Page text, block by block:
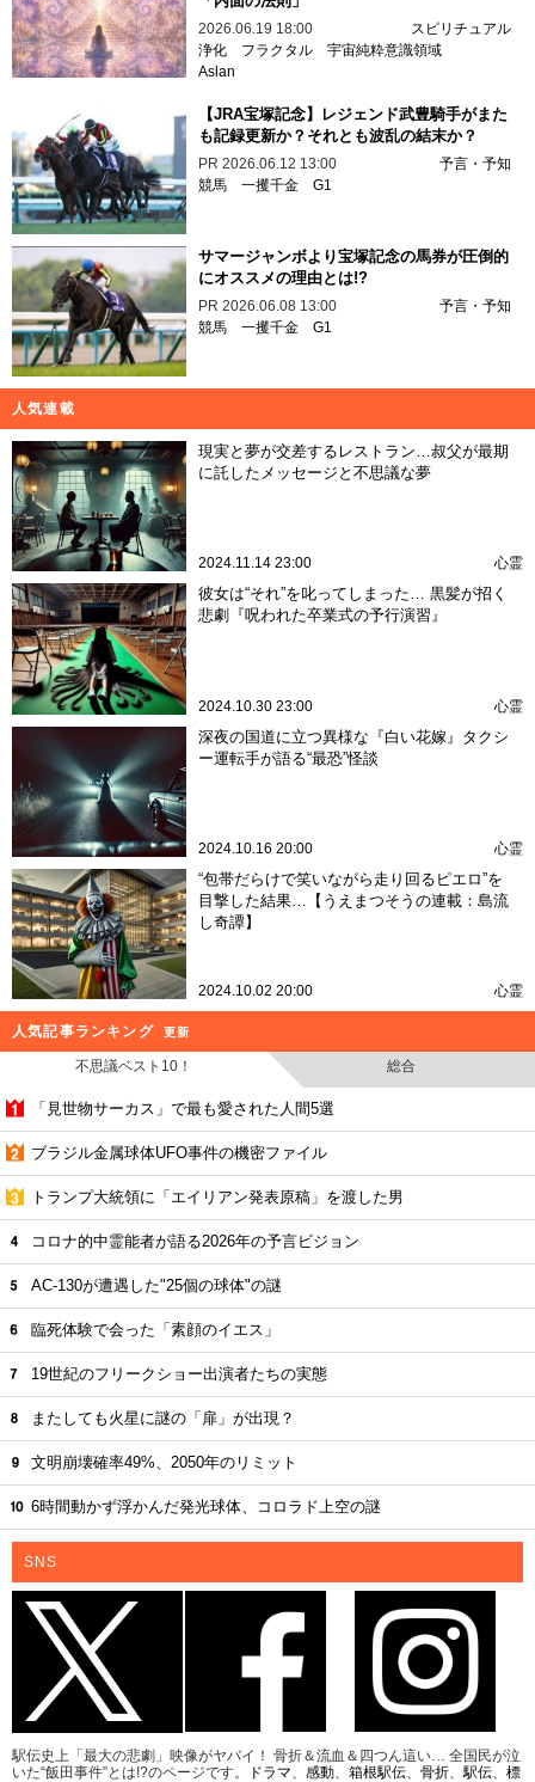
2026.06.19 18:00
スピリチュアル
浄化
フラクタル 宇宙純粋意識領域
Aslan
【JRA宝塚記念】レジェンド武豊騎手がまた
も記録更新か？それとも波乱の結末か？
PR 2026.06.12 13:00
予言・予知
競馬 一攫千金 G1
サマージャンボより宝塚記念の馬券が圧倒的
にオススメの理由とは!?
PR 2026.06.08 13:00
予言・予知
競馬 一攫千金 G1
人気連載
現実と夢が交差するレストラン…叔父が最期
に託したメッセージと不思議な夢
2024.11.14 23:00 心霊
彼女は“それ”を叱ってしまった… 黒髪が招く
悲劇『呪われた卒業式の予行演習』
2024.10.30 23:00 心霊
深夜の国道に立つ異様な『白い花嫁』タクシ
ー運転手が語る“最恐”怪談
2024.10.16 20:00 心霊
“包帯だらけで笑いながら走り回るピエロ”を
目撃した結果…【うえまつそうの連載：島流
し奇譚】
2024.10.02 20:00 心霊
人気記事ランキング 更新
不思議ベスト10！ 総合
「見世物サーカス」で最も愛された人間5選
ブラジル金属球体UFO事件の機密ファイル
トランプ大統領に「エイリアン発表原稿」を渡した男
コロナ的中霊能者が語る2026年の予言ビジョン
AC-130が遭遇した"25個の球体"の謎
臨死体験で会った「素顔のイエス」
19世紀のフリークショー出演者たちの実態
またしても火星に謎の「扉」が出現？
文明崩壊確率49%、2050年のリミット
6時間動かず浮かんだ発光球体、コロラド上空の謎
SNS
駅伝史上「最大の悲劇」映像がヤバイ！ 骨折＆流血＆四つん這い… 全国民が泣
いた“飯田事件”とは!?のページです。
ドラマ 感動 箱根駅伝 骨折 駅伝
標